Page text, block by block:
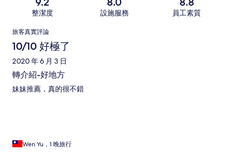
整潔度 設施服務 員工素質
評
論
旅客真實評論
10/10 好極了
2020 年 6 月 3 日
轉介紹-好地方
妹妹推薦，真的很不錯
Wen Yu，1 晚旅行